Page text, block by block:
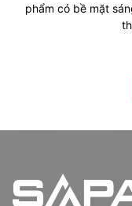
phẩm có bề mặt